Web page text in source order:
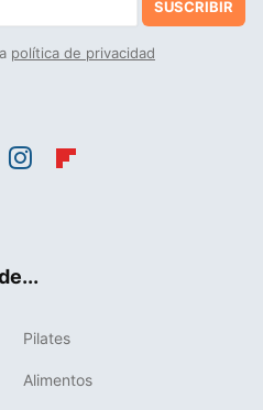
SUSCRIBIR
política de privacidad
Pilates
Alimentos